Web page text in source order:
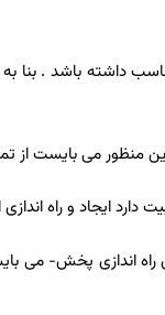
باشد . بنا به
منظور می بایست
ایجاد و راه
اندازی پخش- می